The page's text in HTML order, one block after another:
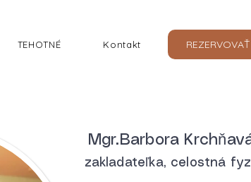
TEHOTNÉ Kontakt
Mgr.Barbora
zakladateľka, celostná